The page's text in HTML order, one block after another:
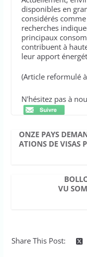
disponibles en
considérés
recherches
principaux
contribuent à
leur apport
(Article reformulé à
N'hésitez pas à
ONZE PAYS
ATIONS DE VISAS
VU
Share This Post: